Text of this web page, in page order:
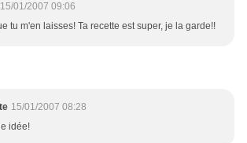
15/01/2007 09:06
tu m'en laisses! Ta recette est super, je la garde!!
15/01/2007 08:28
idée!